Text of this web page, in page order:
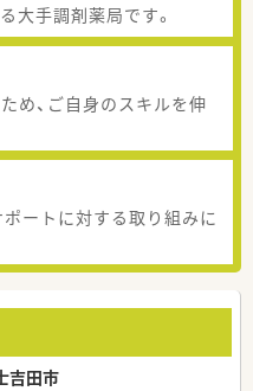
大手調剤薬局です。
め、ご自身のスキルを伸
ポートに対する取り組みに
吉田市